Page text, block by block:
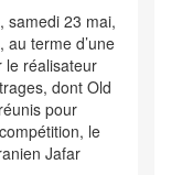
samedi 23 mai,
terme d’une
le réalisateur
dont Old
pour
le
Jafar